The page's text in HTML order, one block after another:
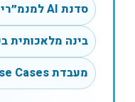
סדנת AI למנמ״רים ומנהלי אבטחת מידע
בינה מלאכותית
מעבדת Use Cases ארגונית